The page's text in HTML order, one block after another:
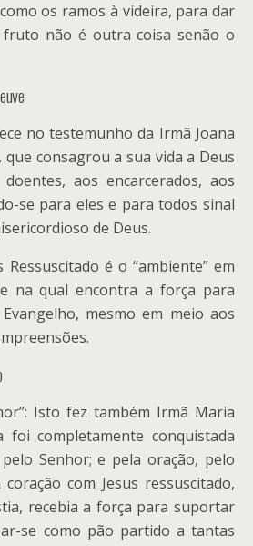
os ramos à videira, para dar
não é outra coisa senão o
no testemunho da Irmã Joana
que consagrou a sua vida a Deus
aos encarcerados, aos
se para eles e para todos sinal
de Deus.
Ressuscitado é o “ambiente” em
na qual encontra a força para
mesmo em meio aos
Isto fez também Irmã Maria
foi completamente conquistada
Senhor; e pela oração, pelo
com Jesus ressuscitado,
recebia a força para suportar
se como pão partido a tantas